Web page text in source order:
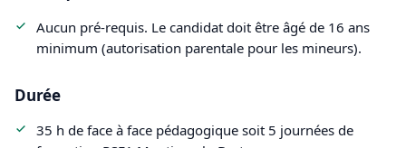
Aucun pré-requis. Le candidat doit être âgé de 16 ans
minimum (autorisation parentale pour les mineurs).
Durée
35 h de face à face pédagogique soit 5 journées de